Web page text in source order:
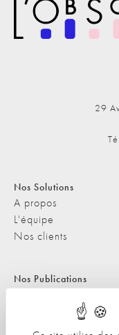
29
Nos Solutions
A propos
L'équipe
Nos clients
Nos Publications
Les Podcasts de
L'ObSoCo dans les